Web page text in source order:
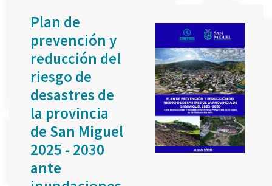
Plan de
prevención y
reducción del
riesgo de
desastres de
la provincia
de San Miguel
2025 - 2030
ante